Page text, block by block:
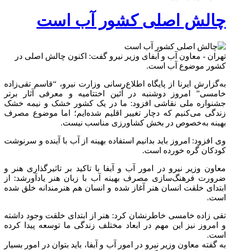
چالش اصلی کشور آب است
تهران - معاون آب و آبفای وزیر نیرو گفت: اکنون چالش اصلی در
کشور موضوع آب است.
به‌گزارش ایرنا از پایگاه اطلاع‌رسانی وزارت نیرو، “قاسم تقی‌زاده
خامسی” امروز دوشنبه در آئین اختتامیه و معرفی آثار برتر
جشنواره ملی نقاشی افزود: ما در یک کشور خشک و نیمه خشک
زندگی می‌کنیم که دچار تغییر اقلیم شده‌ایم؛ اما موضوع مصرف
بهینه به‌خصوص در بخش کشاورزی مناسب نیست.
وی افزود: امروز باید بدانیم استفاده بهینه از آب با آینده و سرنوشت
کودکان گره خورده است.
معاون وزیر نیرو در امور آب و آبفا با تاکید بر تاثیرگذاری هنر و
ضرورت فرهنگ‌سازی مصرف بهینه آب با زبان هنر یادآورشد: از
ابتدای خلقت انسان هنر آغاز شده و انسان هم هنرمندانه خلق شده
است.
تقی زاده خامسی خاطرنشان کرد: هنر از ابتدای خلقت وجود داشته
و امروز نیز این مهم در ابعاد مختلف زندگی ما توسعه پیدا کرده
است.
به‌ گفته معاون وزیر نیرو در امور آب و آبفا، باید بتوان در امور بسیار